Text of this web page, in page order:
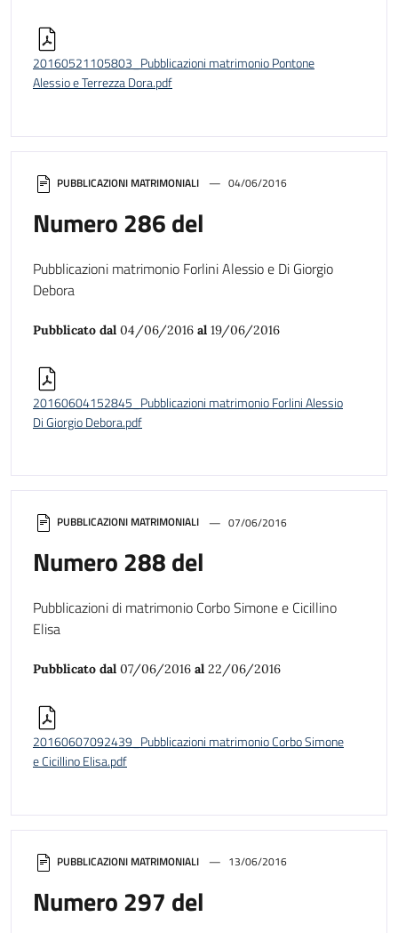
PUBBLICAZIONI MATRIMONIALI 13/06/2016
Numero 297 del
PUBBLICAZIONI MATRIMONIALI 07/06/2016
Numero 288 del
Pubblicazioni di matrimonio Corbo Simone e Cicillino
Elisa
Pubblicato dal 07/06/2016 al 22/06/2016
20160607092439_Pubblicazioni matrimonio Corbo Simone
e Cicillino Elisa.pdf
PUBBLICAZIONI MATRIMONIALI 04/06/2016
Numero 286 del
Pubblicazioni matrimonio Forlini Alessio e Di Giorgio
Debora
Pubblicato dal 04/06/2016 al 19/06/2016
20160604152845_Pubblicazioni matrimonio Forlini Alessio
Di Giorgio Debora.pdf
20160521105803_Pubblicazioni matrimonio Pontone
Alessio e Terrezza Dora.pdf